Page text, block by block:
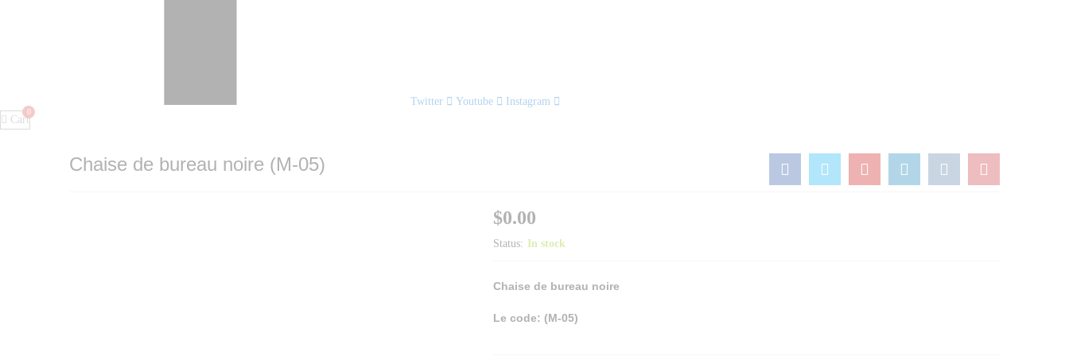
Twitter Youtube
Instagram
Cart
Chaise de bureau noire (M-05)
$0.00
Status: In stock
Chaise de bureau noire
Le code: (M-05)